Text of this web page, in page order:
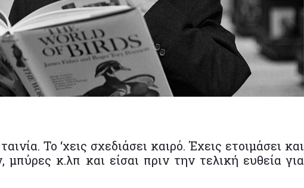
Το ‘χεις σχεδιάσει καιρό. Έχεις ετοιμάσει και
κ.λπ και είσαι πριν την τελική ευθεία για